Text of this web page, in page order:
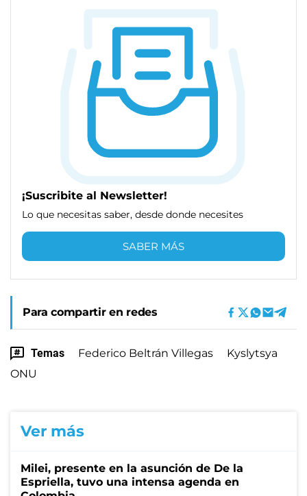
¡Suscribite al Newsletter!
Lo que necesitas saber, desde donde necesites
SABER MÁS
Para compartir en redes
Temas Federico Beltrán Villegas
Kyslytsya
ONU
Ver más
Milei, presente en la asunción de De la
Espriella, tuvo una intensa agenda en